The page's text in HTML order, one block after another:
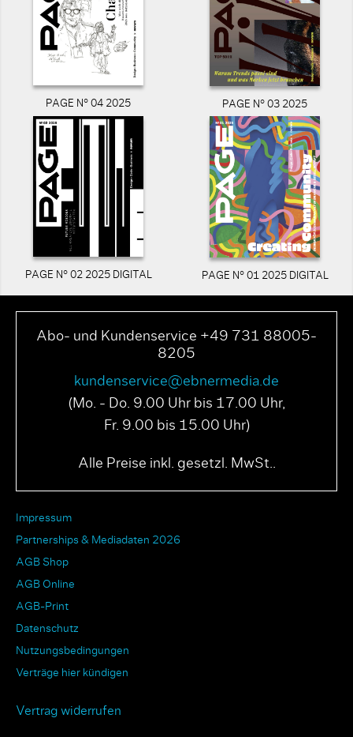
PAGE N° 04 2025 PAGE N° 03 2025
PAGE N° 02 2025 DIGITAL PAGE N° 01 2025 DIGITAL
Abo- und Kundenservice +49 731 88005-
8205
kundenservice@ebnermedia.de
(Mo. - Do. 9.00 Uhr bis 17.00 Uhr,
Fr. 9.00 bis 15.00 Uhr)
Alle Preise inkl. gesetzl. MwSt..
Impressum
Partnerships & Mediadaten 2026
AGB Shop
AGB Online
AGB-Print
Datenschutz
Nutzungsbedingungen
Verträge hier kündigen
Vertrag widerrufen